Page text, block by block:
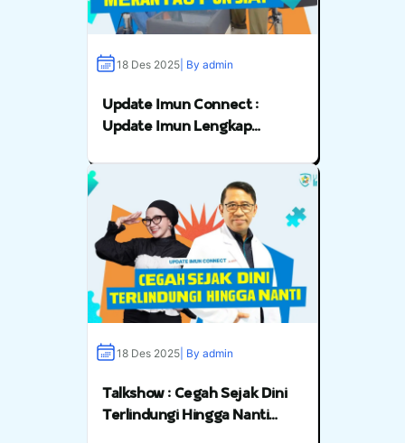
18 Des 2025 | By admin
Update Imun Connect :
Update Imun Lengkap
18 Des 2025 | By admin
Talkshow : Cegah Sejak Dini
Terlindungi Hingga Nanti